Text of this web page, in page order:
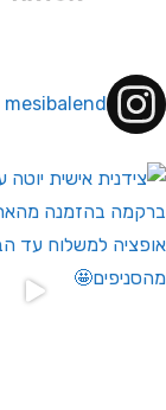
mesibalend
לחברי מועדון